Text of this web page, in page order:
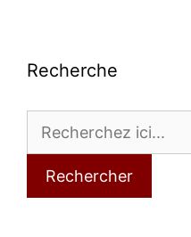
Recherche
Rechercher